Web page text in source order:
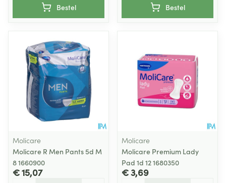
Bestel Bestel
Molicare
Molicare R Men Pants 5d M
8 1660900
€ 15,07
Molicare
Molicare Premium Lady
Pad 1d 12 1680350
€ 3,69